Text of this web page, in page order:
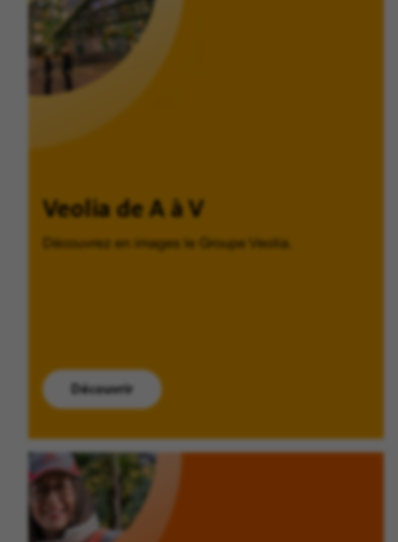
Veolia de A à V
Découvrez en images le Groupe Veolia.
Découvrir